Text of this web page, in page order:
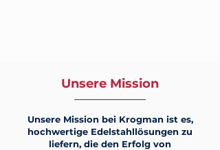
Unsere Mission
Unsere Mission bei Krogman ist es,
hochwertige Edelstahllösungen zu
liefern, die den Erfolg von